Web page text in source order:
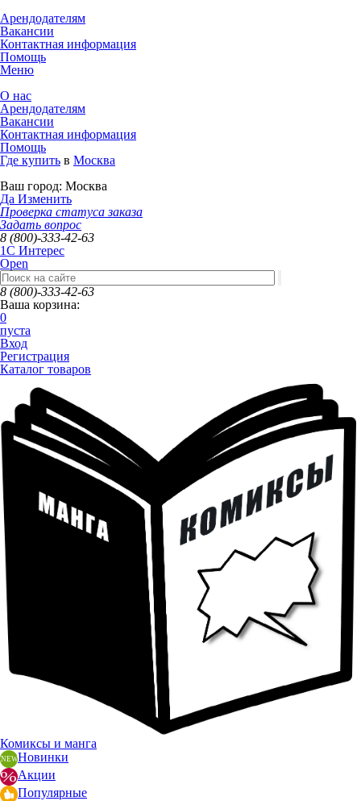
Арендодателям
Вакансии
Контактная информация
Помощь
Меню
О нас
Арендодателям
Вакансии
Контактная информация
Помощь
Где купить в Москва
Ваш город: Москва
Да Изменить
Проверка статуса заказа
Задать вопрос
8 (800)-333-42-63
1C Интерес
Open
8 (800)-333-42-63
Ваша корзина:
0
пуста
Вход
Регистрация
Каталог товаров
Комиксы и манга
Новинки
Акции
Популярные